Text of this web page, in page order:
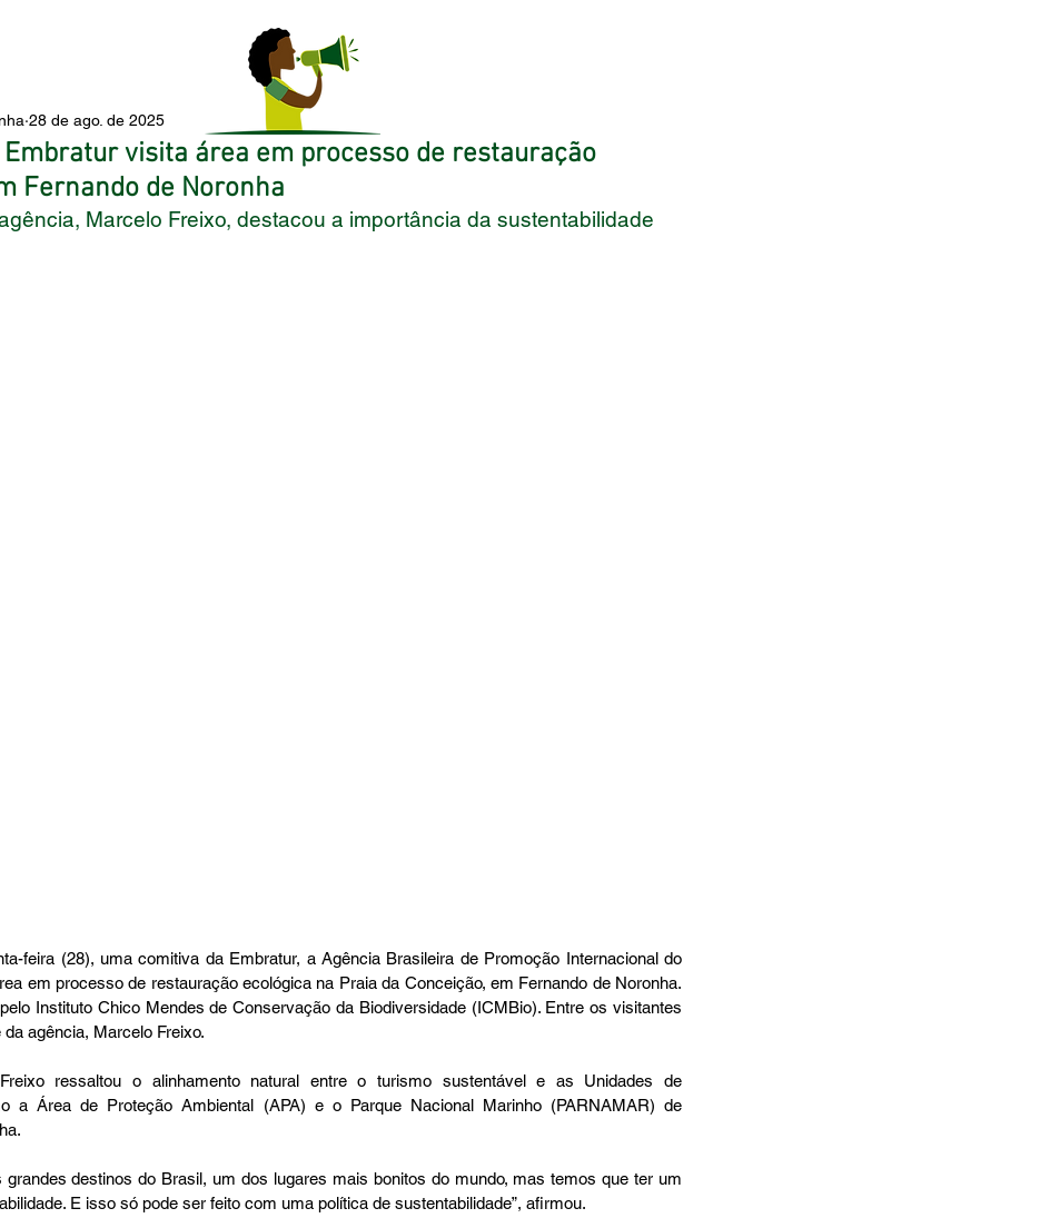
visita área em processo de restauração
Fernando de Noronha
28 de ago. de 2025
Marcelo Freixo, destacou a importância da sustentabilidade
feira (28), uma comitiva da Embratur, a Agência Brasileira de Promoção Internacional do
em processo de restauração ecológica na Praia da Conceição, em Fernando de Noronha.
Instituto Chico Mendes de Conservação da Biodiversidade (ICMBio). Entre os visitantes
agência, Marcelo Freixo.
ressaltou o alinhamento natural entre o turismo sustentável e as Unidades de
a Área de Proteção Ambiental (APA) e o Parque Nacional Marinho (PARNAMAR) de
grandes destinos do Brasil, um dos lugares mais bonitos do mundo, mas temos que ter um
E isso só pode ser feito com uma política de sustentabilidade”, afirmou.